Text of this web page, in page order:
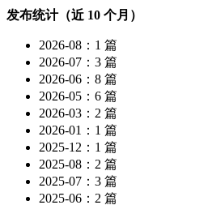
发布统计（近 10 个月）
2026-08：1 篇
2026-07：3 篇
2026-06：8 篇
2026-05：6 篇
2026-03：2 篇
2026-01：1 篇
2025-12：1 篇
2025-08：2 篇
2025-07：3 篇
2025-06：2 篇